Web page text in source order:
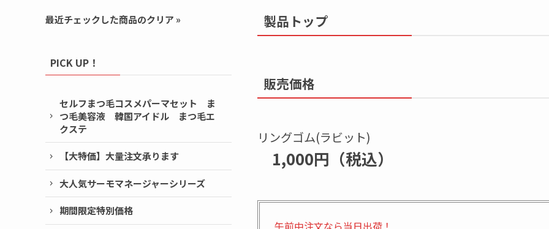
製品トップ
販売価格
リングゴム(ラビット)
1,000円（税込）
午前中注文なら当日出荷！
最近チェックした商品のクリア »
PICK UP！
セルフまつ毛コスメパーマセット ま
つ毛美容液 韓国アイドル まつ毛エ
クステ
【大特価】大量注文承ります
大人気サーモマネージャーシリーズ
期間限定特別価格